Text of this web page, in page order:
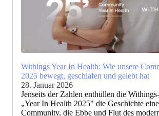
Withings Year In Health: Wie unsere
2025 bewegt, geschlafen und gelebt hat
28. Januar 2026
Jenseits der Zahlen enthüllen die
„Year In Health 2025" die Geschichte
Community, die Ebbe und Flut des